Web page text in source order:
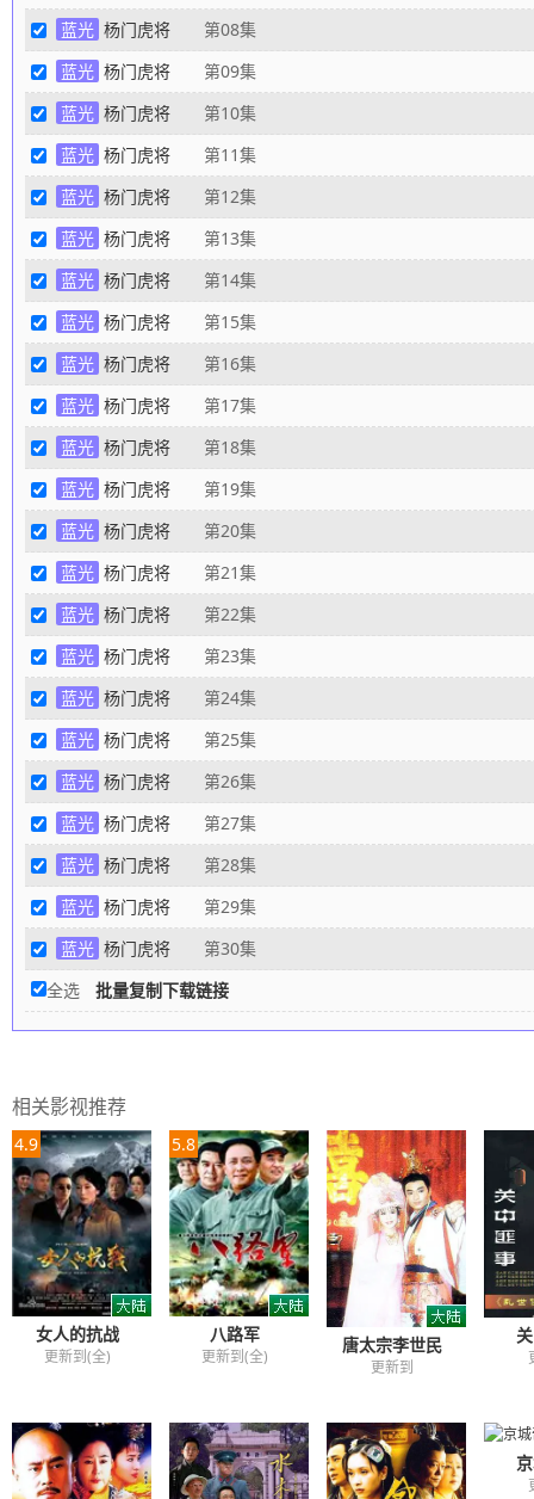
蓝光 杨门虎将 第08集
蓝光 杨门虎将 第09集
蓝光 杨门虎将 第10集
蓝光 杨门虎将 第11集
蓝光 杨门虎将 第12集
蓝光 杨门虎将 第13集
蓝光 杨门虎将 第14集
蓝光 杨门虎将 第15集
蓝光 杨门虎将 第16集
蓝光 杨门虎将 第17集
蓝光 杨门虎将 第18集
蓝光 杨门虎将 第19集
蓝光 杨门虎将 第20集
蓝光 杨门虎将 第21集
蓝光 杨门虎将 第22集
蓝光 杨门虎将 第23集
蓝光 杨门虎将 第24集
蓝光 杨门虎将 第25集
蓝光 杨门虎将 第26集
蓝光 杨门虎将 第27集
蓝光 杨门虎将 第28集
蓝光 杨门虎将 第29集
蓝光 杨门虎将 第30集
全选
批量复制下载链接
相关影视推荐
4.9
女人的抗战
更新到(全)
5.8
八路军
更新到(全)
唐太宗李世民
更新到